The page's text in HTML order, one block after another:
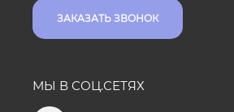
ЗАКАЗАТЬ ЗВОНОК
МЫ В СОЦ.СЕТЯХ